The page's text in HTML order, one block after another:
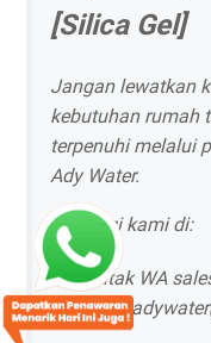
[Silica Gel]
Jangan lewatkan
kebutuhan rumah
terpenuhi melalui
Ady Water.
Hubungi kami di:
Kontak WA
Email: